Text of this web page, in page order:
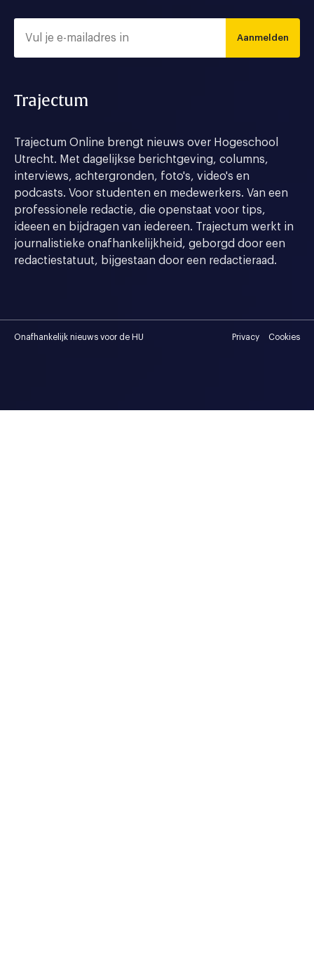
Aanmelden
Trajectum
Trajectum Online brengt nieuws over Hogeschool
Utrecht. Met dagelijkse berichtgeving, columns,
interviews, achtergronden, foto's, video's en
podcasts. Voor studenten en medewerkers. Van een
professionele redactie, die openstaat voor tips,
ideeen en bijdragen van iedereen. Trajectum werkt in
journalistieke onafhankelijkheid, geborgd door een
redactiestatuut, bijgestaan door een redactieraad.
Onafhankelijk nieuws voor de HU Privacy Cookies